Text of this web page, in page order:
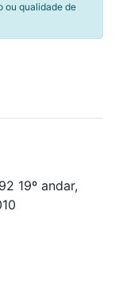
ou qualidade de
19º andar,